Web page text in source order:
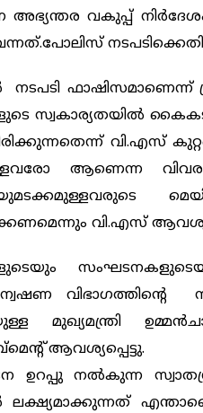
അഭ്യന്തര വകുപ്പ്
നടപടി
സ്വകാര്യതയില്‍
വി.എസ്
ആണെന്ന
വി.എസ്
വിഭാഗത്തിന്റെ
മുഖ്യമന്ത്രി
ആവശ്യപ്പെട്ടു.
ഉറപ്പു നല്‍കുന്ന
ലക്ഷ്യമാക്കുന്നത്